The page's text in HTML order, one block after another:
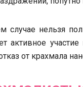
случае нельзя
активное
от крахмала